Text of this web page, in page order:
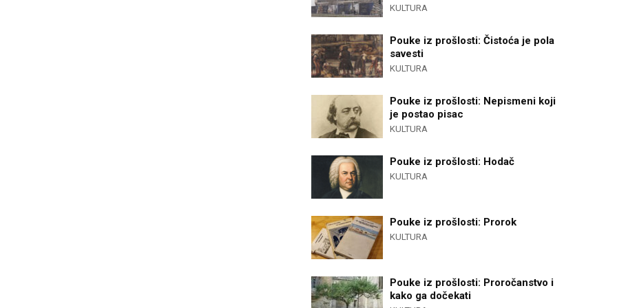
KULTURA
Pouke iz prošlosti: Čistoća je pola
savesti
KULTURA
Pouke iz prošlosti: Nepismeni koji
je postao pisac
KULTURA
Pouke iz prošlosti: Hodač
KULTURA
Pouke iz prošlosti: Prorok
KULTURA
Pouke iz prošlosti: Proročanstvo i
kako ga dočekati